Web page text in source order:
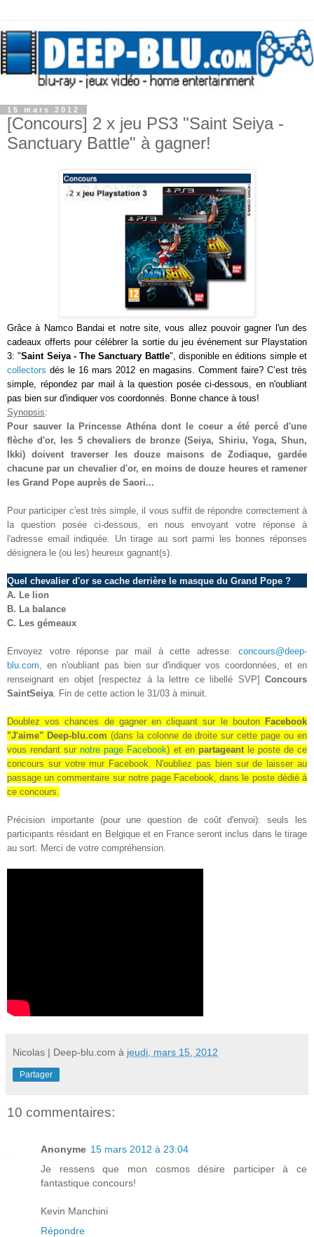
15 mars 2012
[Concours] 2 x jeu PS3 "Saint Seiya -
Sanctuary Battle" à gagner!
Grâce à Namco Bandai et notre site, vous allez pouvoir gagner l'un des
cadeaux offerts pour célébrer la sortie du jeu événement sur Playstation
3: "Saint Seiya - The Sanctuary Battle", disponible en éditions simple et
collectors dés le 16 mars 2012 en magasins. Comment faire? C’est très
simple, répondez par mail à la question posée ci-dessous, en n'oubliant
pas bien sur d'indiquer vos coordonnés. Bonne chance à tous!
Synopsis:
Pour sauver la Princesse Athéna dont le coeur a été percé d'une
flèche d'or, les 5 chevaliers de bronze (Seiya, Shiriu, Yoga, Shun,
Ikki) doivent traverser les douze maisons de Zodiaque, gardée
chacune par un chevalier d'or, en moins de douze heures et ramener
les Grand Pope auprès de Saori...
Pour participer c'est très simple, il vous suffit de répondre correctement à
la question posée ci-dessous, en nous envoyant votre réponse à
l'adresse email indiquée. Un tirage au sort parmi les bonnes réponses
désignera le (ou les) heureux gagnant(s).
Quel chevalier d'or se cache derrière le masque du Grand Pope ?
A. Le lion
B. La balance
C. Les gémeaux
Envoyez votre réponse par mail à cette adresse: concours@deep-
blu.com, en n'oubliant pas bien sur d'indiquer vos coordonnées, et en
renseignant en objet [respectez à la lettre ce libellé SVP] Concours
SaintSeiya. Fin de cette action le 31/03 à minuit.
Doublez vos chances de gagner en cliquant sur le bouton Facebook
"J'aime" Deep-blu.com (dans la colonne de droite sur cette page ou en
vous rendant surnotre page Facebook) et en partageantle poste de ce
concours sur votre mur Facebook. N'oubliez pas bien sur de laisser au
passage un commentaire sur notre page Facebook, dans le poste dédié à
ce concours.
Précision importante (pour une question de coût d'envoi): seuls les
participants résidant en Belgique et en France seront inclus dans le tirage
au sort. Merci de votre compréhension.
Nicolas | Deep-blu.com à jeudi, mars 15, 2012
Partager
10 commentaires:
Anonyme 15 mars 2012 à 23:04
Je ressens que mon cosmos désire participer à ce
fantastique concours!
Kevin Manchini
Répondre